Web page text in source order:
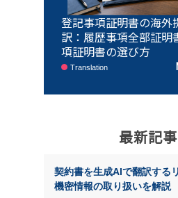
登記事項証明書の海外
訳：履歴事項全部証明
項証明書の選び方
Translation
最新記事
契約書を生成AIで翻訳する
機密情報の取り扱いを解説